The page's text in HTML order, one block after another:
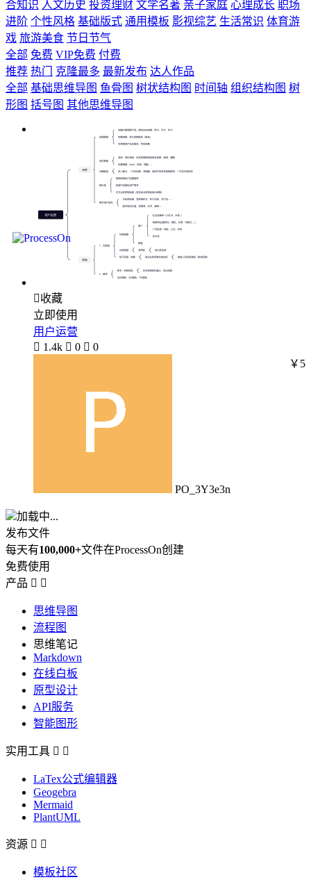
合知识 人文历史 投资理财 文学名著 亲子家庭 心理成长 职场
进阶 个性风格 基础版式 通用模板 影视综艺 生活常识 体育游
戏 旅游美食 节日节气
全部 免费 VIP免费 付费
推荐 热门 克隆最多 最新发布 达人作品
全部 基础思维导图 鱼骨图 树状结构图 时间轴 组织结构图 树
形图 括号图 其他思维导图
收藏
立即使用
用户运营
 1.4k  0  0
PO_3Y3e3n
￥5
加载中...
发布文件
每天有100,000+文件在ProcessOn创建
免费使用
产品  
思维导图
流程图
思维笔记
Markdown
在线白板
原型设计
API服务
智能图形
实用工具  
LaTex公式编辑器
Geogebra
Mermaid
PlantUML
资源  
模板社区